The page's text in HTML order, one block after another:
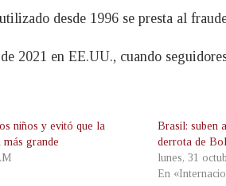
desde 1996 se presta al
2021 en EE.UU., cuando
niños y evitó que la
grande
Brasil: suben
derrota de
lunes, 31
En